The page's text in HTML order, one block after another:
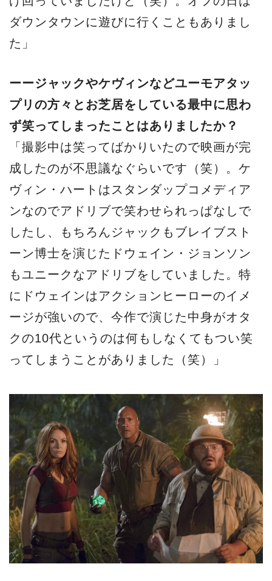
ダウンタウンに遊びに行くこともありまし
た」
ーージャックやケヴィンなどユーモアタッ
プリの方々とお芝居をしている最中に思わ
ず笑ってしまったことはありましたか？
「撮影中は笑ってばかりいたので映画が完
成したのが不思議なぐらいです（笑）。ケ
ヴィン・ハートはスタンダップコメディア
ンなのでアドリブで笑わせられっぱなしで
したし、もちろんジャックもブレイブスト
ーン博士を演じたドウェイン・ジョンソン
もユニークなアドリブをしていました。特
にドウェインはアクションヒーローのイメ
ージが強いので、今作で演じた中身がオタ
クの10代というのは何もしなくてもつい笑
ってしまうことがありました（笑）」